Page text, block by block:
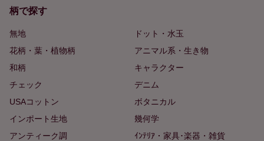
柄で探す
無地
ドット・水玉
花柄・葉・植物柄
アニマル系・生き物
和柄
キャラクター
チェック
デニム
USAコットン
ボタニカル
インポート生地
幾何学
アンティーク調
ｲﾝﾃﾘｱ・家具･楽器・雑貨